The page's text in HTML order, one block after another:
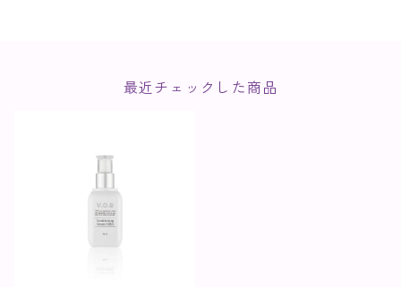
最近チェックした商品